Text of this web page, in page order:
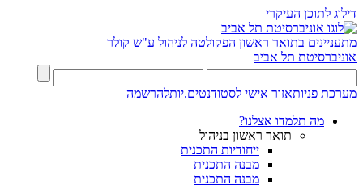
דילוג לתוכן העיקרי
מתעניינים בתואר ראשון הפקולטה לניהול ע"ש קולר
אוניברסיטת תל אביב
מערכת פניותאזור אישי לסטודנטים.יותלהרשמה
מה תלמדו אצלנו?
תואר ראשון בניהול
ייחודיות התכנית
מבנה התכנית
מבנה התכנית